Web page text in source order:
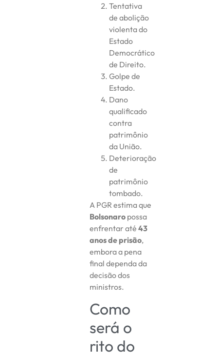
Tentativa
de abolição
violenta do
Estado
Democrático
de Direito.
Golpe de
Estado.
Dano
qualificado
contra
patrimônio
da União.
Deterioração
de
patrimônio
tombado.
A PGR estima que
Bolsonaro possa
enfrentar até43
anos de prisão,
embora a pena
final dependa da
decisão dos
ministros.
Como
será o
rito do